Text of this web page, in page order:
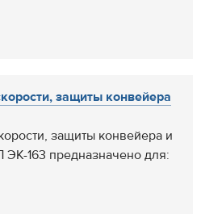
защиты конвейера
защиты конвейера и
163 предназначено для: